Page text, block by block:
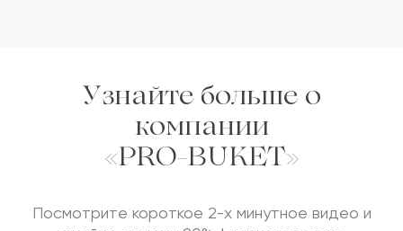
Узнайте больше о
компании
«PRO-BUKET»
Посмотрите короткое 2-х минутное видео и